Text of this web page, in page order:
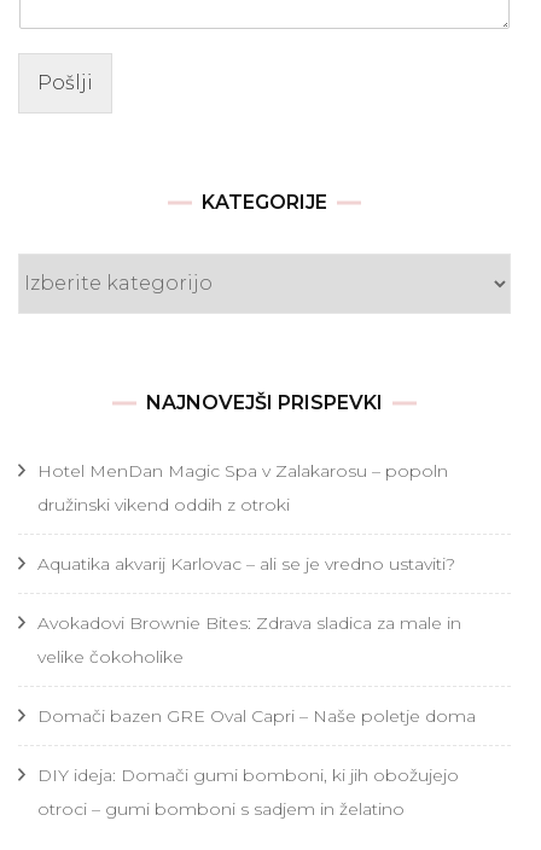
Pošlji
KATEGORIJE
NAJNOVEJŠI PRISPEVKI
Hotel MenDan Magic Spa v Zalakarosu – popoln
družinski vikend oddih z otroki
Aquatika akvarij Karlovac – ali se je vredno ustaviti?
Avokadovi Brownie Bites: Zdrava sladica za male in
velike čokoholike
Domači bazen GRE Oval Capri – Naše poletje doma
DIY ideja: Domači gumi bomboni, ki jih obožujejo
otroci – gumi bomboni s sadjem in želatino